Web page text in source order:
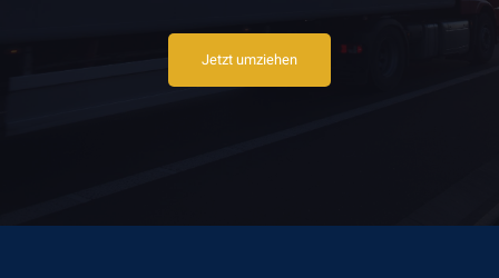
Jetzt umziehen